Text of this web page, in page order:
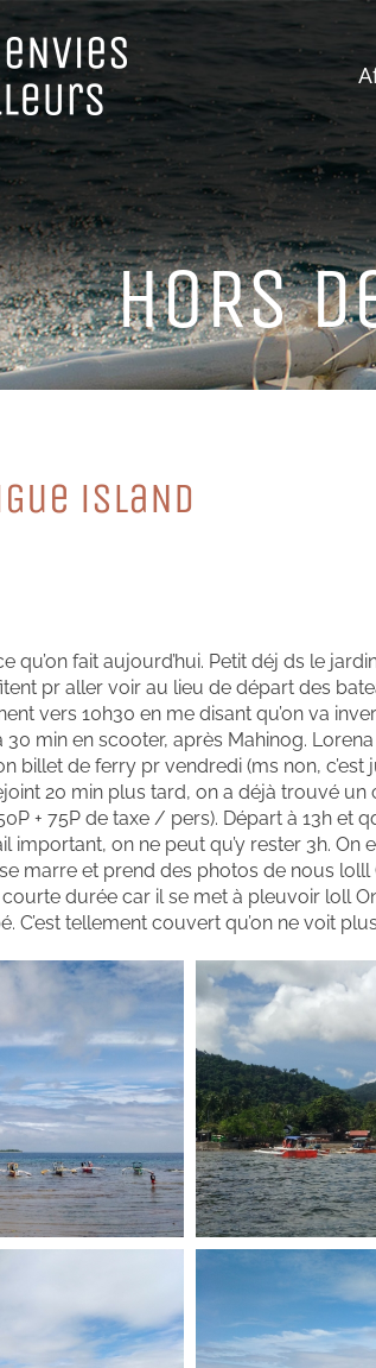
HoRS
iSLaND
qu’on fait aujourd’hui. Petit déj ds le
pr aller voir au lieu de départ des
vers 10h30 en me disant qu’on va
min en scooter, après Mahinog.
billet de ferry pr vendredi (ms non,
20 min plus tard, on a déjà trouvé
+ 75P de taxe / pers). Départ à 13h et
important, on ne peut qu’y rester 3h.
marre et prend des photos de nous
durée car il se met à pleuvoir loll
C’est tellement couvert qu’on ne voit